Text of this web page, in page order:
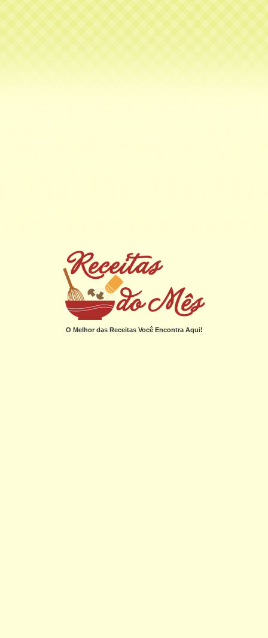
O Melhor das Receitas Você Encontra Aqui!